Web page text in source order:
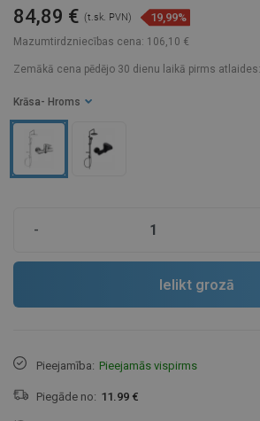
Mazumtirdzniecības cena: 106,10 €
84,89 € (t.sk. PVN) 19,99%
Zemākā cena pēdējo 30 dienu laikā pirms
Krāsa - Hroms
-
Ielikt grozā
Pieejamība: Pieejamās vispirms
Piegāde no: 11.99 €